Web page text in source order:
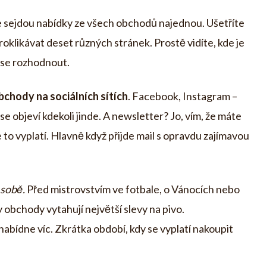
nabídky ze všech obchodů najednou. Ušetříte
deset různých stránek. Prostě vidíte, kde je
rozhodnout.
na sociálních sítích. Facebook, Instagram –
objeví kdekoli jinde. A newsletter? Jo, vím, že máte
vyplatí. Hlavně když přijde mail s opravdu zajímavou
Před mistrovstvím ve fotbale, o Vánocích nebo
obchody vytahují největší slevy na pivo.
víc. Zkrátka období, kdy se vyplatí nakoupit